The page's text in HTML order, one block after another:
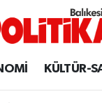
KÜLTÜR-
Durumu